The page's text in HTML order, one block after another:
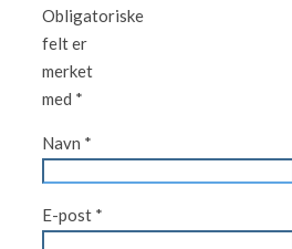
Obligatoriske
felt er
merket
med *
Navn *
E-post *